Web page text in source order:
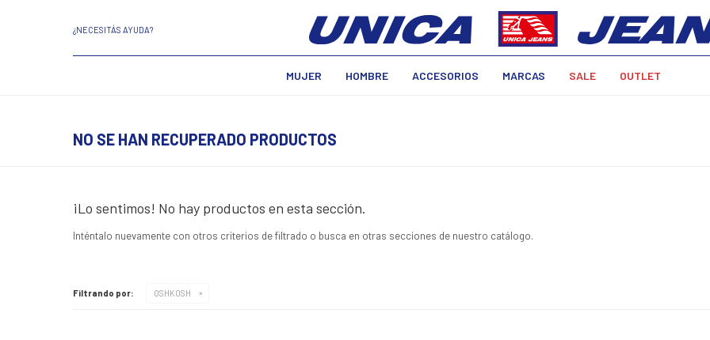
MUJER HOMBRE ACCESORIOS MARCAS SALE OUTLET
¿NECESITÁS AYUDA?
NO SE HAN RECUPERADO PRODUCTOS
¡Lo sentimos! No hay productos en esta sección.
Inténtalo nuevamente con otros criterios de filtrado o busca en otras secciones de nuestro catálogo.
Filtrando por: OSHKOSH